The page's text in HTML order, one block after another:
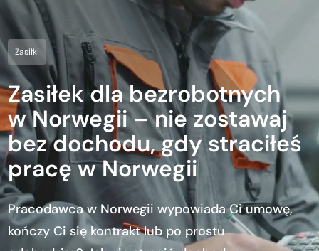
Zasiłki
Zasiłek dla bezrobotnych
w Norwegii – nie zostawaj
bez dochodu, gdy straciłeś
pracę w Norwegii
Pracodawca w Norwegii wypowiada Ci umowę,
kończy Ci się kontrakt lub po prostu